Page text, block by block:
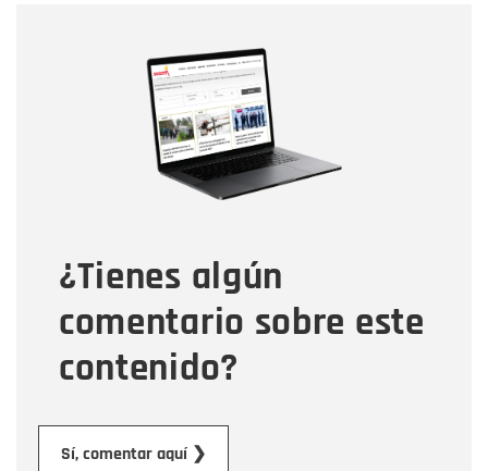
¿Tienes algún
comentario sobre este
contenido?
Sí, comentar aquí ❯
Correo electrónico
Tipo de comentario
Mensaje